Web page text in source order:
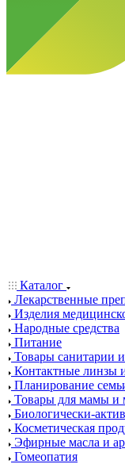
Каталог
Лекарственные
Изделия
Народные средства
Питание
Товары санитарии
Контактные линзы
Планирование
Товары для мамы и
Биологически-
Косметическая
Эфирные масла и
Гомеопатия